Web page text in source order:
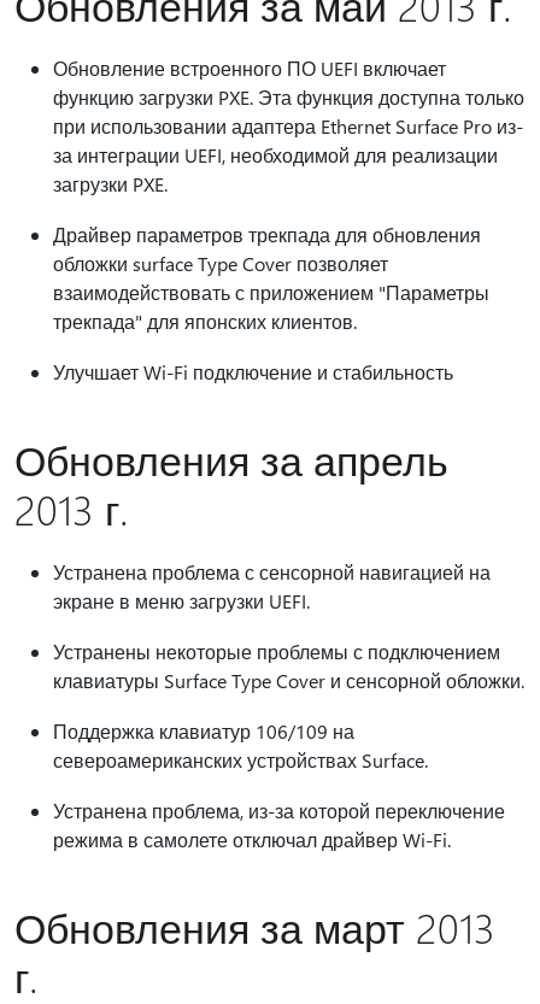
Обновление встроенного ПО UEFI включает
функцию загрузки PXE. Эта функция доступна только
при использовании адаптера Ethernet Surface Pro из-
за интеграции UEFI, необходимой для реализации
загрузки PXE.
Драйвер параметров трекпада для обновления
обложки surface Type Cover позволяет
взаимодействовать с приложением "Параметры
трекпада" для японских клиентов.
Улучшает Wi-Fi подключение и стабильность
Обновления за апрель
2013 г.
Устранена проблема с сенсорной навигацией на
экране в меню загрузки UEFI.
Устранены некоторые проблемы с подключением
клавиатуры Surface Type Cover и сенсорной обложки.
Поддержка клавиатур 106/109 на
североамериканских устройствах Surface.
Устранена проблема, из-за которой переключение
режима в самолете отключал драйвер Wi-Fi.
Обновления за март 2013
г.